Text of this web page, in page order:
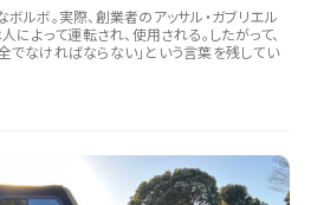
ルボ。実際、創業者のアッサル・ガブリエル
によって運転され、使用される。したがって、
なければならない」という言葉を残してい